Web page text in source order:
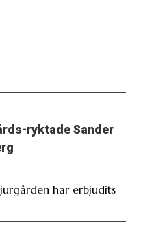
ryktade Sander
har erbjudits